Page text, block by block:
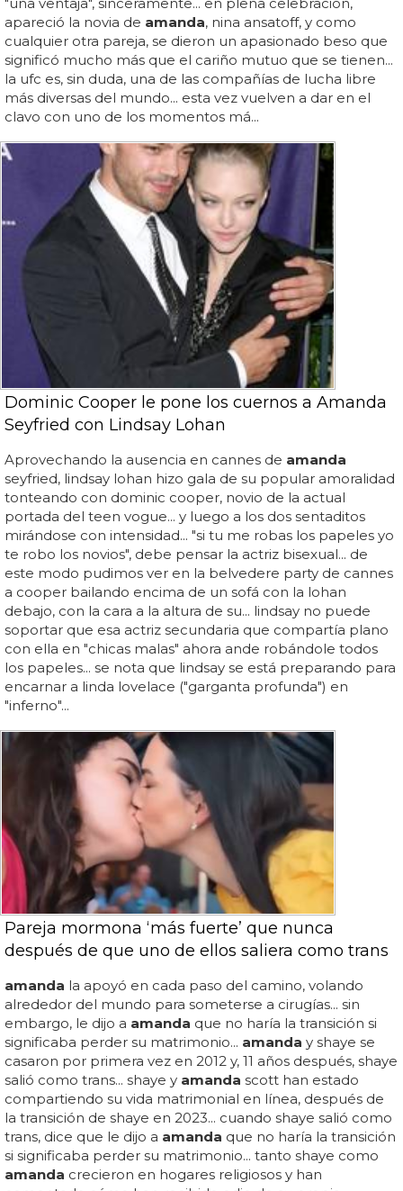
apareció la novia de amanda, nina ansatoff, y como
cualquier otra pareja, se dieron un apasionado beso que
significó mucho más que el cariño mutuo que se tienen...
la ufc es, sin duda, una de las compañías de lucha libre
más diversas del mundo... esta vez vuelven a dar en el
clavo con uno de los momentos má...
Dominic Cooper le pone los cuernos a Amanda
Seyfried con Lindsay Lohan
Aprovechando la ausencia en cannes de amanda
seyfried, lindsay lohan hizo gala de su popular amoralidad
tonteando con dominic cooper, novio de la actual
portada del teen vogue... y luego a los dos sentaditos
mirándose con intensidad... "si tu me robas los papeles yo
te robo los novios", debe pensar la actriz bisexual... de
este modo pudimos ver en la belvedere party de cannes
a cooper bailando encima de un sofá con la lohan
debajo, con la cara a la altura de su... lindsay no puede
soportar que esa actriz secundaria que compartía plano
con ella en "chicas malas" ahora ande robándole todos
los papeles... se nota que lindsay se está preparando para
encarnar a linda lovelace ("garganta profunda") en
"inferno"...
Pareja mormona ‘más fuerte’ que nunca
después de que uno de ellos saliera como trans
amanda la apoyó en cada paso del camino, volando
alrededor del mundo para someterse a cirugías... sin
embargo, le dijo a amanda que no haría la transición si
significaba perder su matrimonio... amanda y shaye se
casaron por primera vez en 2012 y, 11 años después, shaye
salió como trans... shaye y amanda scott han estado
compartiendo su vida matrimonial en línea, después de
la transición de shaye en 2023... cuando shaye salió como
trans, dice que le dijo a amanda que no haría la transición
si significaba perder su matrimonio... tanto shaye como
amanda crecieron en hogares religiosos y han